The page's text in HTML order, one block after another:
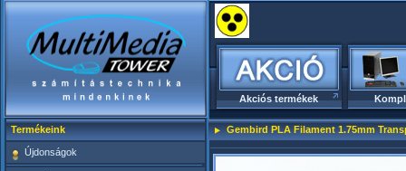
Akciós termékek
Termékeink
Újdonságok
Gembird PLA Filament 1.75mm